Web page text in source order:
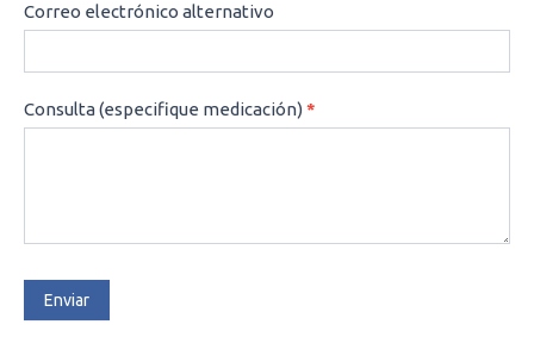
Correo electrónico alternativo
Consulta (especifique medicación)*
Enviar